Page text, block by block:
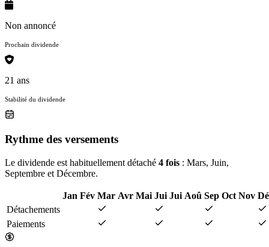
Non annoncé
Prochain dividende
21 ans
Stabilité du dividende
Rythme des versements
Le dividende est habituellement détaché 4 fois : Mars, Juin,
Septembre et Décembre.
Jan Fév Mar Avr Mai Jui Jui Aoû Sep Oct Nov
Détachements
Paiements